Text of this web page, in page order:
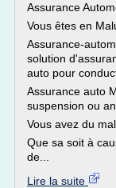
Assurance
Vous êtes en
Assurance-
solution
auto pour
Assurance auto
suspension ou
Vous avez du
Que sa soit à
de...
Lire la suite